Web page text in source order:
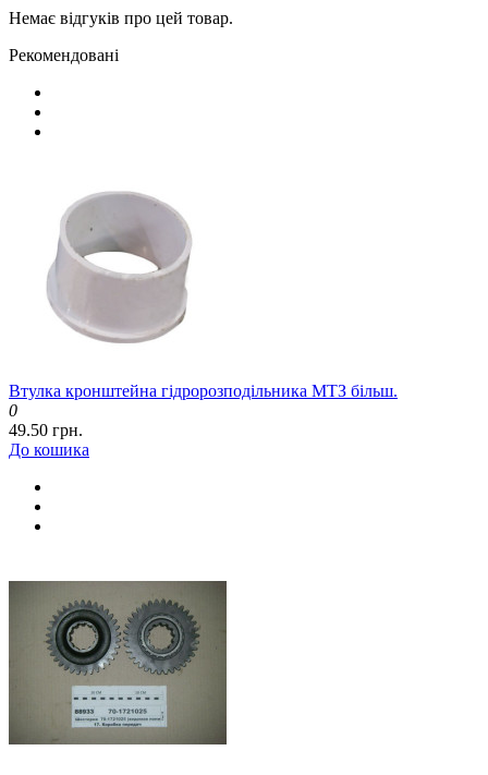
Немає відгуків про цей товар.
Рекомендовані
Втулка кронштейна гідророзподільника МТЗ більш.
0
49.50 грн.
До кошика